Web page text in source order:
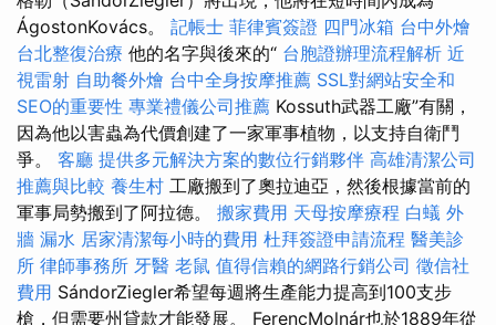
ÁgostonKovács。 記帳士 菲律賓簽證 四門冰箱 台中外燴
台北整復治療 他的名字與後來的“ 台胞證辦理流程解析 近
視雷射 自助餐外燴 台中全身按摩推薦 SSL對網站安全和
SEO的重要性 專業禮儀公司推薦 Kossuth武器工廠”有關，
因為他以害蟲為代價創建了一家軍事植物，以支持自衛鬥
爭。 客廳 提供多元解決方案的數位行銷夥伴 高雄清潔公司
推薦與比較 養生村 工廠搬到了奧拉迪亞，然後根據當前的
軍事局勢搬到了阿拉德。 搬家費用 天母按摩療程 白蟻 外
牆 漏水 居家清潔每小時的費用 杜拜簽證申請流程 醫美診
所 律師事務所 牙醫 老鼠 值得信賴的網路行銷公司 徵信社
費用 SándorZiegler希望每週將生產能力提高到100支步
槍，但需要州貸款才能發展。 FerencMolnár也於1889年從